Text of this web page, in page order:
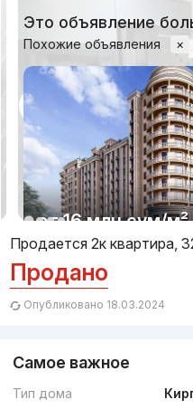
Это объявление
Похожие объявления ×
от16 млн сум/м²
Сдача 4кв 2026
ЖК «New Chinobod»
Продается 2к квартира,
Продано
Опубликовано 18.03.2024
Самое важное
Тип дома